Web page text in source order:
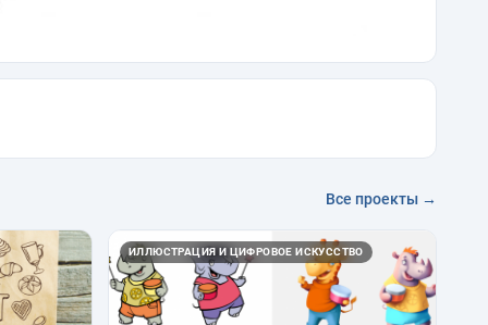
Все проекты →
ИЛЛЮСТРАЦИЯ И ЦИФРОВОЕ ИСКУССТВО